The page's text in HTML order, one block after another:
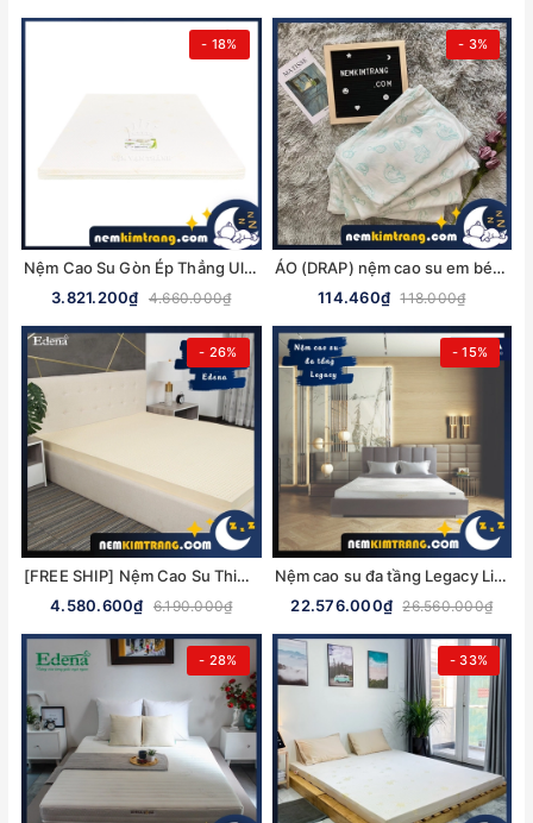
- 18%
Nệm Cao Su Gòn Ép Thẳng Ultra Care Vạn Thành - CHÍNH HÃNG, BẢO HÀNH 5 NĂM
3.821.200₫ 4.660.000₫
- 3%
ÁO (DRAP) nệm cao su em bé Liên Á (02cm và 05cm) - ĐỦ KÍCH THƯỚC, CHÍNH HÃNG
114.460₫ 118.000₫
- 26%
[FREE SHIP] Nệm Cao Su Thiên Nhiên Edena Natural - BẢO HÀNH 10 NĂM
4.580.600₫ 6.190.000₫
- 15%
Nệm cao su đa tầng Legacy Liên Á - CHÍNH HÃNG, BẢO HÀNH 10 NĂM
22.576.000₫ 26.560.000₫
- 28% - 33%